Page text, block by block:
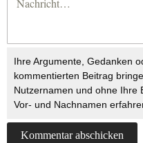
Ihre Argumente, Gedanken
kommentierten Beitrag
Nutzernamen und ohne Ihre
Vor- und Nachnamen